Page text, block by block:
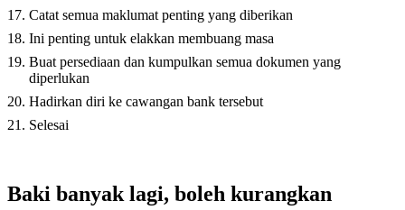
Catat semua maklumat penting yang diberikan
Ini penting untuk elakkan membuang masa
Buat persediaan dan kumpulkan semua dokumen yang
diperlukan
Hadirkan diri ke cawangan bank tersebut
Selesai
Baki banyak lagi, boleh kurangkan